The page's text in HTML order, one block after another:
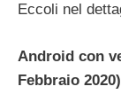
Eccoli nel
Android con
Febbraio 2020)